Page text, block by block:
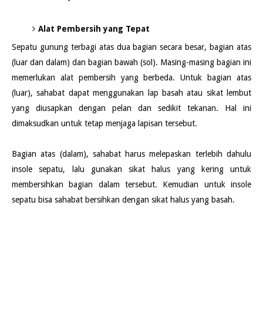
Alat Pembersih yang Tepat
Sepatu gunung terbagi atas dua bagian secara besar, bagian atas
(luar dan dalam) dan bagian bawah (sol). Masing-masing bagian ini
memerlukan alat pembersih yang berbeda. Untuk bagian atas
(luar), sahabat dapat menggunakan lap basah atau sikat lembut
yang diusapkan dengan pelan dan sedikit tekanan. Hal ini
dimaksudkan untuk tetap menjaga lapisan tersebut.
Bagian atas (dalam), sahabat harus melepaskan terlebih dahulu
insole sepatu, lalu gunakan sikat halus yang kering untuk
membersihkan bagian dalam tersebut. Kemudian untuk insole
sepatu bisa sahabat bersihkan dengan sikat halus yang basah.